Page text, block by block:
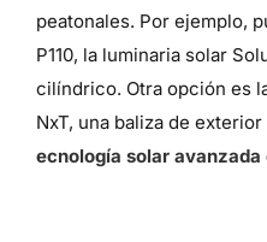
peatonales. Por ejemplo,
P110, la luminaria solar
cilíndrico. Otra opción es
NxT, una baliza de
ecnología solar avanzada